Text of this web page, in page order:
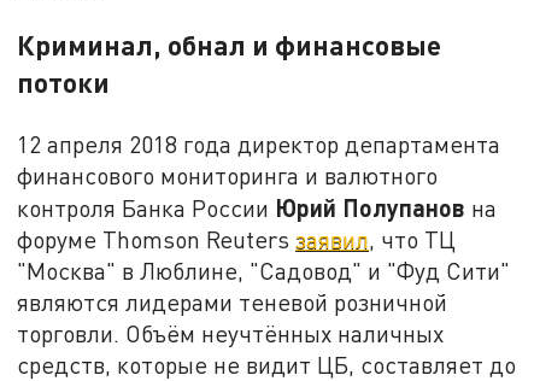
Криминал, обнал и финансовые
потоки
12 апреля 2018 года директор департамента
финансового мониторинга и валютного
контроля Банка России Юрий Полупанов на
форуме Thomson Reutersзаявил, что ТЦ
"Москва" в Люблине, "Садовод" и "Фуд Сити"
являются лидерами теневой розничной
торговли. Объём неучтённых наличных
средств, которые не видит ЦБ, составляет до